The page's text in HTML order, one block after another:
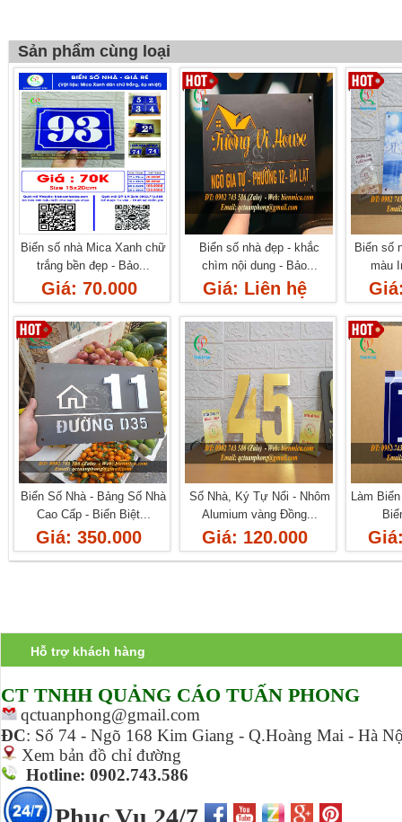
Sản phẩm cùng loại
Biển số nhà Mica Xanh chữ
trắng bền đẹp - Bảo...
Giá: 70.000
Biển số nhà đẹp - khắc
chìm nội dung - Bảo...
Giá: Liên hệ
Biển số
màu
Biển Số Nhà - Bảng Số Nhà
Cao Cấp - Biển Biệt...
Giá: 350.000
Số Nhà, Ký Tự Nổi - Nhôm
Alumium vàng Đồng...
Giá: 120.000
Làm
Hỗ trợ khách hàng
CT TNHH QUẢNG CÁO TUẤN PHONG
qctuanphong@gmail.com
ĐC: Số 74 - Ngõ 168 Kim Giang - Q.Hoàng Mai - Hà
Xem bản đồ chỉ đường
Hotline: 0902.743.586